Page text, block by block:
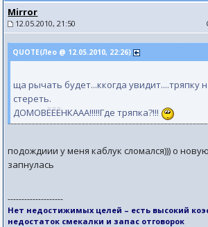
Mirror
12.05.2010, 21:50
QUOTE(Лео @ 12.05.2010, 22:26)
ща рычать будет...ккогда увидит....тряпку
стереть.
ДОМОВЁЁЁНКААА!!!!!Где тряпка?!!!
подождиии у меня каблук сломался))) о
запнулась
--------------------
Нет недостижимых целей – есть высокий
недостаток смекалки и запас отговорок